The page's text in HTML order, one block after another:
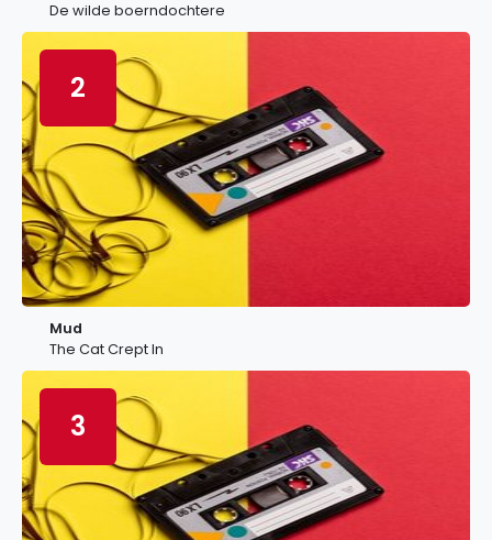
De wilde boerndochtere
2
Mud
The Cat Crept In
3